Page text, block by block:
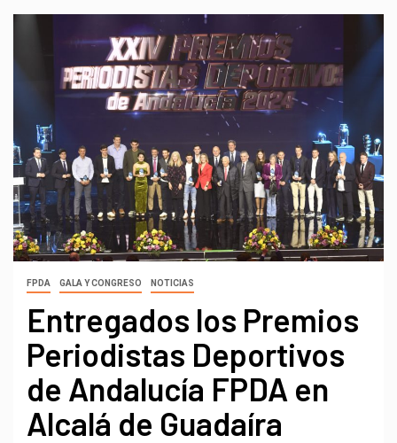
FPDA GALA Y CONGRESO NOTICIAS
Entregados los Premios
Periodistas Deportivos
de Andalucía FPDA en
Alcalá de Guadaíra